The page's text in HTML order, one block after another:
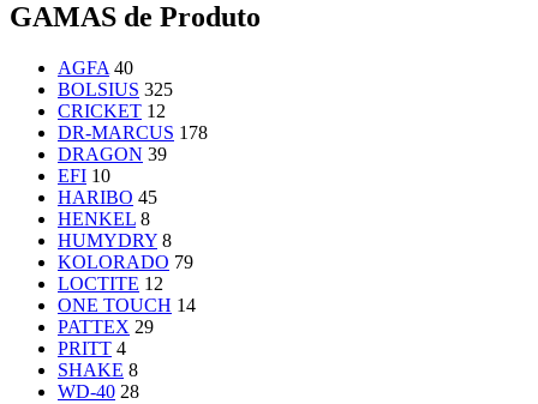
GAMAS de Produto
AGFA 40
BOLSIUS 325
CRICKET 12
DR-MARCUS 178
DRAGON 39
EFI 10
HARIBO 45
HENKEL 8
HUMYDRY 8
KOLORADO 79
LOCTITE 12
ONE TOUCH 14
PATTEX 29
PRITT 4
SHAKE 8
WD-40 28